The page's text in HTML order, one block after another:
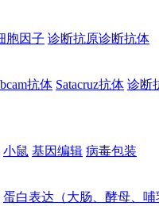
胞因子 诊断抗原诊断抗体
抗体 Satacruz抗体 诊断
小鼠 基因编辑 病毒包装
蛋白表达（大肠、酵母、